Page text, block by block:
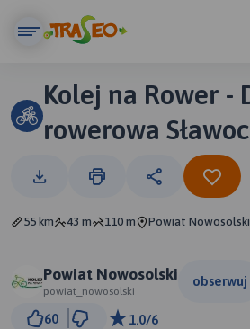
Kolej na Rower -
rowerowa
Stypułów
55 km 43 m 110 m Powiat Nowosolski
Powiat Nowosolski
powiat_nowosolski
obserwuj
60 1.0/6